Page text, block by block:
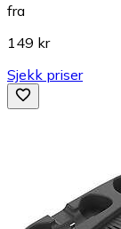
fra
149 kr
Sjekk priser